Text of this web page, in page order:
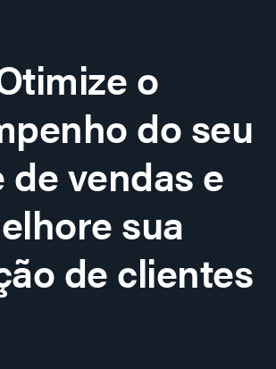
o
do seu
vendas e
sua
de clientes